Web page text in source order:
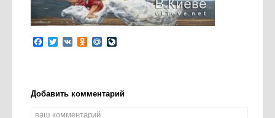
Facebook
Twitter
VK Odnoklassniki
Mail.Ru
Добавить комментарий